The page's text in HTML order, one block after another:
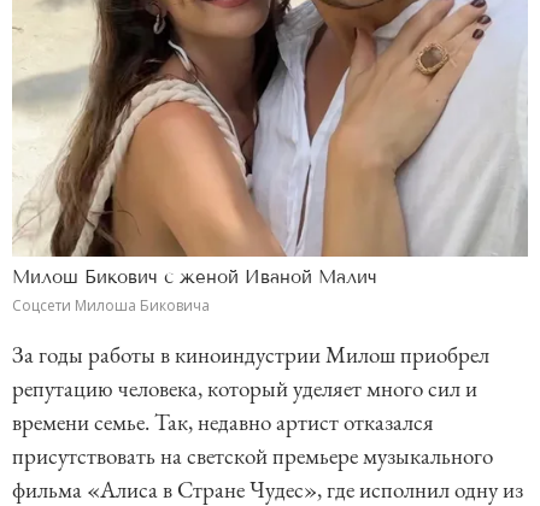
Милош Бикович с женой Иваной Малич
Соцсети Милоша Биковича
За годы работы в киноиндустрии Милош приобрел
репутацию человека, который уделяет много сил и
времени семье. Так, недавно артист отказался
присутствовать на светской премьере музыкального
фильма «Алиса в Стране Чудес», где исполнил одну из